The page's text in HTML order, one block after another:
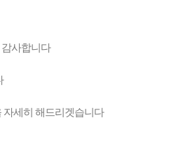
사합니다
자세히 해드리겟습니다